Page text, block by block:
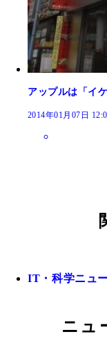
アップルは「イ
2014年01月07日
IT・科学ニュ
ニュ